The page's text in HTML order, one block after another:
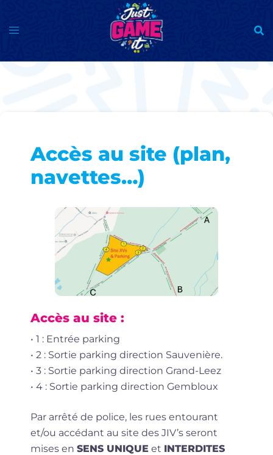
Accès au site (plan,
navettes…)
Accès au site :
• 1 : Entrée parking
• 2 : Sortie parking direction Sauvenière.
• 3 : Sortie parking direction Grand-Leez
• 4 : Sortie parking direction Gembloux
Par arrêté de police, les rues entourant
et/ou accédant au site des JIV’s seront
mises en SENS UNIQUE et INTERDITES